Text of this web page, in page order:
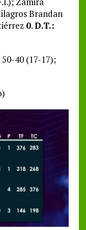
Brandan
0.D.T.:
40 (17-17);